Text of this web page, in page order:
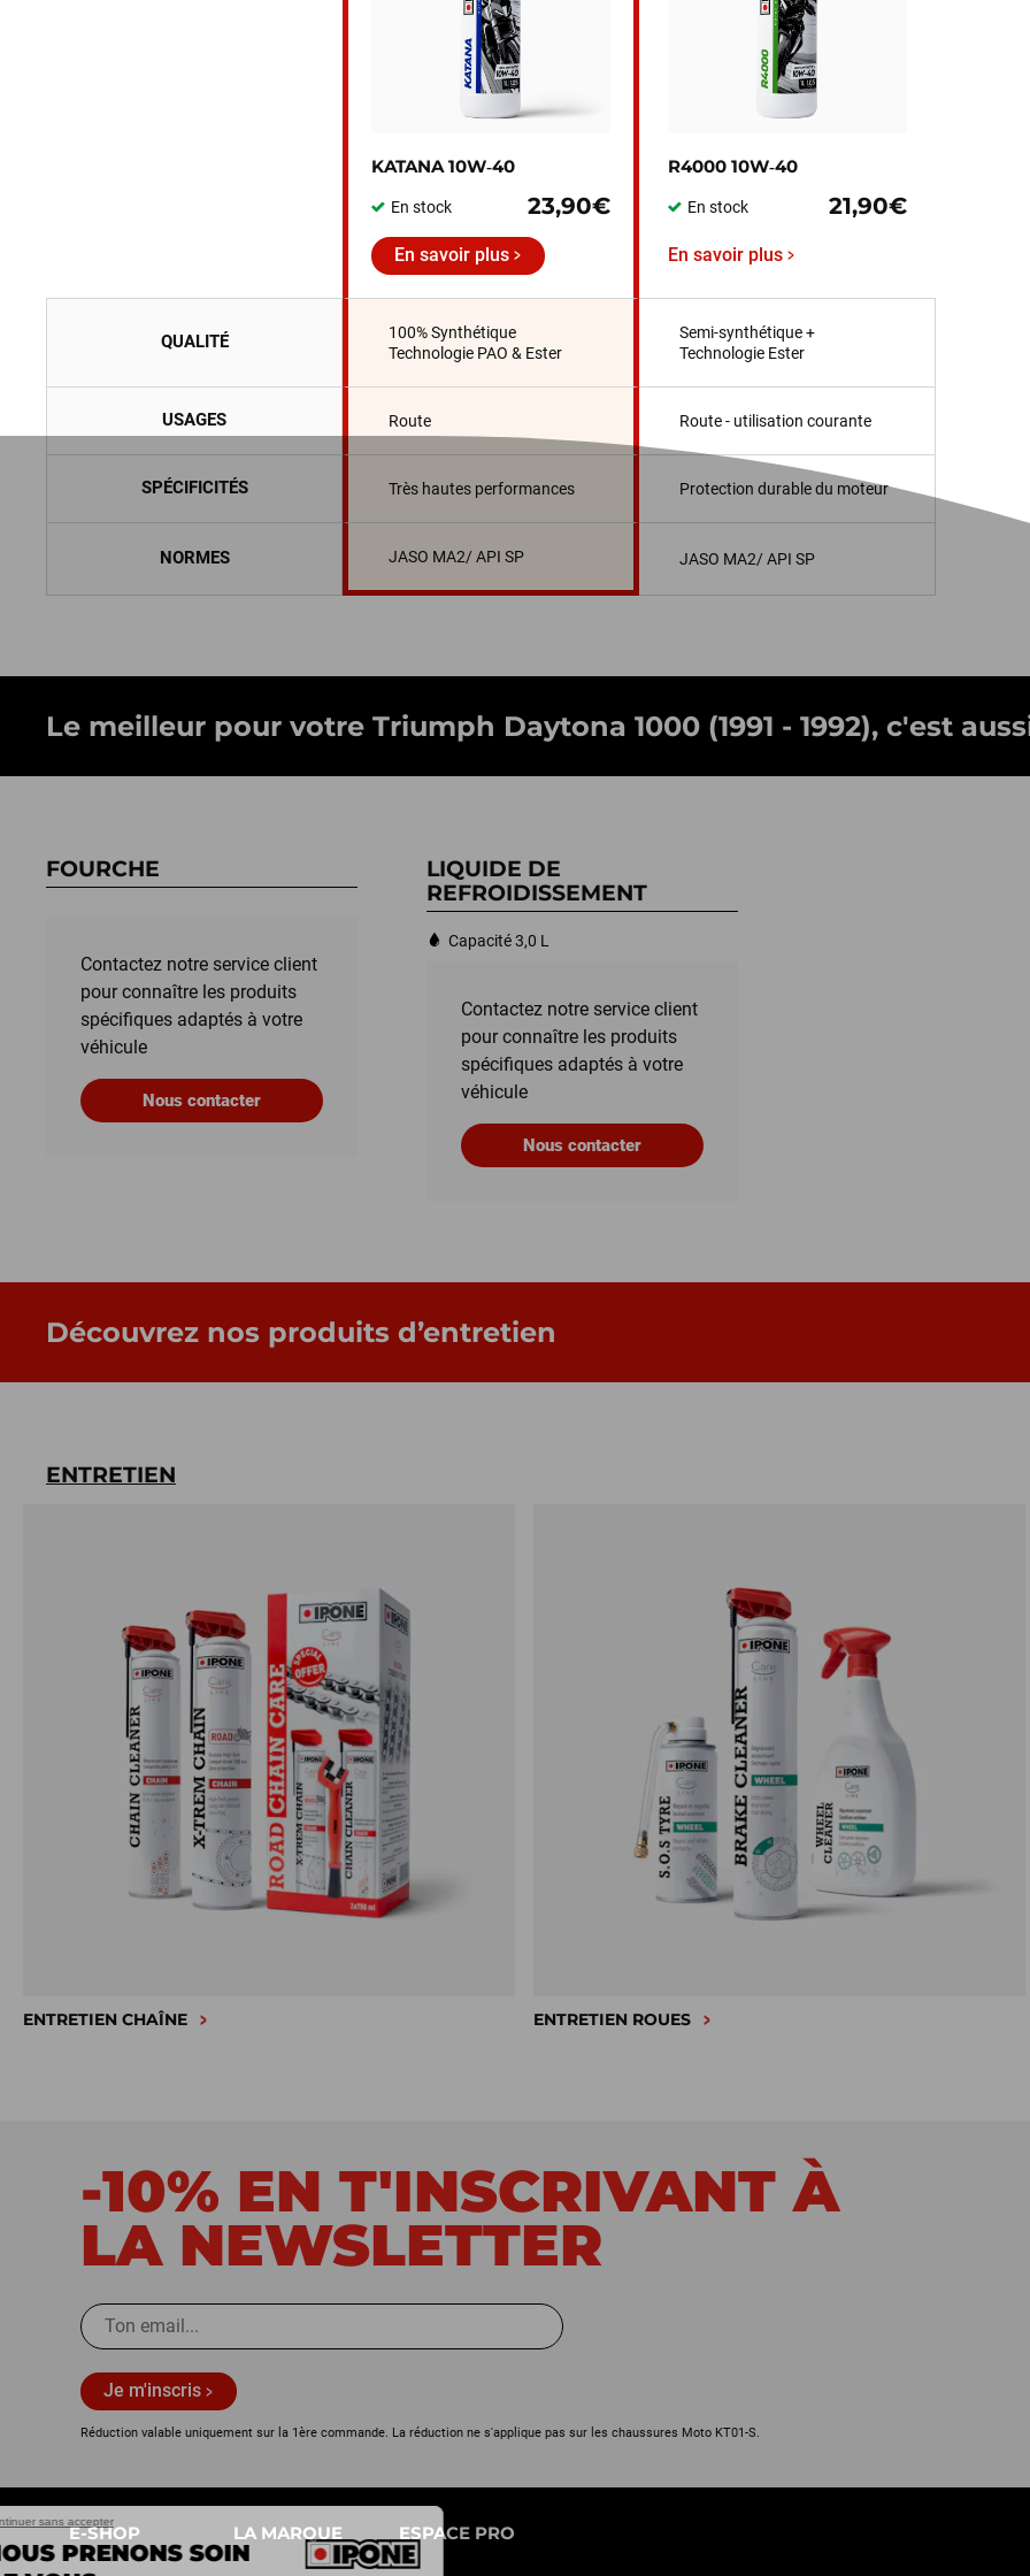
Continuer sans accepter
NOUS PRENONS SOIN
KATANA 10W‑40
En stock 23,90€
R4000 10W‑40
En stock 21,90€
En savoir plus En savoir plus
QUALITÉ
100% Synthétique
Technologie PAO & Ester
Semi-synthétique +
Technologie Ester
USAGES Route Route - utilisation courante
SPÉCIFICITÉS Très hautes performances Protection durable du moteur
NORMES JASO MA2/ API SP JASO MA2/ API SP
Le meilleur pour votre Triumph Daytona 1000 (1991 - 1992), c'est
FOURCHE
Contactez notre service client
pour connaître les produits
spécifiques adaptés à votre
véhicule
Nous contacter
LIQUIDE DE
REFROIDISSEMENT
Capacité 3,0 L
Contactez notre service client
pour connaître les produits
spécifiques adaptés à votre
véhicule
Nous contacter
Découvrez nos produits d’entretien
ENTRETIEN
ENTRETIEN CHAÎNE ENTRETIEN ROUES
-10% EN T'INSCRIVANT À
LA NEWSLETTER
Je m'inscris
Réduction valable uniquement sur la 1ère commande. La réduction ne s'applique pas sur les chaussures Moto KT01-S.
E-SHOP LA MARQUE ESPACE PRO